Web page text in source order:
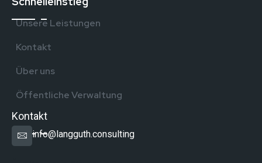
Unsere Leistungen
Kontakt
Über uns
Öffentliche Verwaltung
Kontakt
info@langguth.consulting